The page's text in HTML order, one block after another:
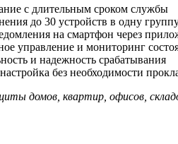
с длительным сроком службы
до 30 устройств в одну
на смартфон через
управление и мониторинг
и надежность срабатывания
без необходимости
домов, квартир, офисов,